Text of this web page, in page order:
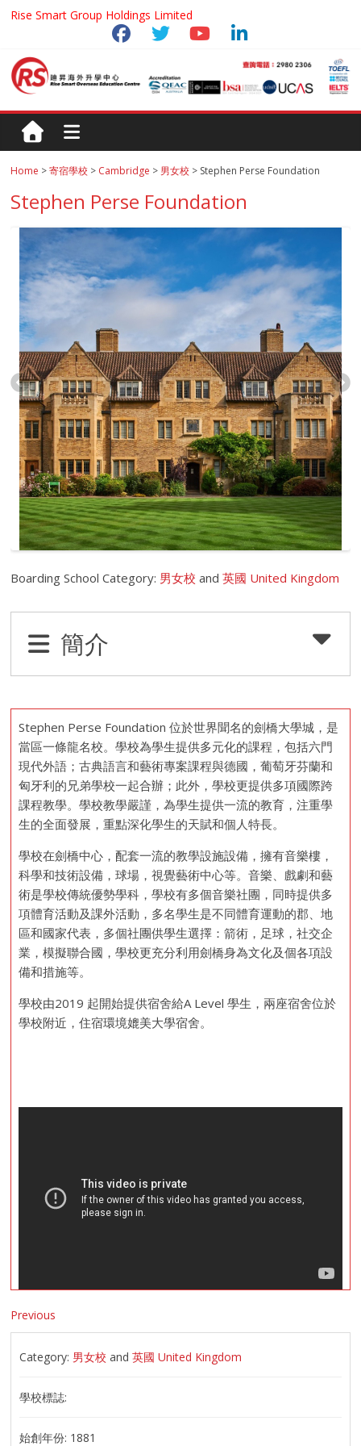
Rise Smart Group Holdings Limited
Home >寄宿學校 > Cambridge > 男女校 > Stephen Perse Foundation
Stephen Perse Foundation
Boarding School Category: 男女校 and英國 United Kingdom
簡介
Stephen Perse Foundation 位於世界聞名的劍橋大學城，是
當區一條龍名校。學校為學生提供多元化的課程，包括六門
現代外語；古典語言和藝術專案課程與德國，葡萄牙芬蘭和
匈牙利的兄弟學校一起合辦；此外，學校更提供多項國際跨
課程教學。學校教學嚴謹，為學生提供一流的教育，注重學
生的全面發展，重點深化學生的天賦和個人特長。
學校在劍橋中心，配套一流的教學設施設備，擁有音樂樓，
科學和技術設備，球場，視覺藝術中心等。音樂、戲劇和藝
術是學校傳統優勢學科，學校有多個音樂社團，同時提供多
項體育活動及課外活動，多名學生是不同體育運動的郡、地
區和國家代表，多個社團供學生選擇：箭術，足球，社交企
業，模擬聯合國，學校更充分利用劍橋身為文化及個各項設
備和措施等。
學校由2019 起開始提供宿舍給A Level 學生，兩座宿舍位於
學校附近，住宿環境媲美大學宿舍。
Previous
Category: 男女校 and英國 United Kingdom
學校標誌:
始創年份: 1881